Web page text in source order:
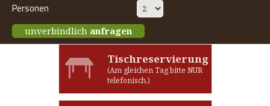
Personen
unverbindlich anfragen
Tischreservierung
(Am gleichen Tag bitte NUR
telefonisch.)